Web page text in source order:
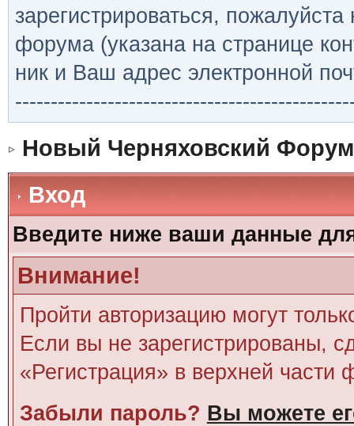
зарегистрироваться,
форума (указана на странице
ник и Ваш адрес электронной
Новый Черняховский Форум
Вход
Введите ниже ваши данные
Внимание!
Пройти авторизацию могут
Если вы не зарегистрированы,
«Регистрация» в верхней части
Забыли пароль? Вы можете